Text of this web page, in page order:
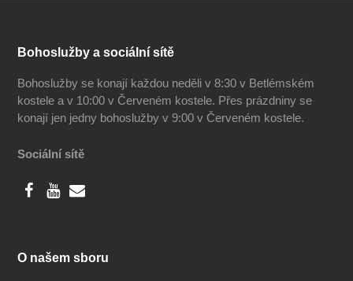
Bohoslužby a sociální sítě
Bohoslužby se konají každou neděli v 8:30 v Betlémském
kostele a v 10:00 v Červeném kostele. Přes prázdniny se
konají jen jedny bohoslužby v 9:00 v Červeném kostele.
Sociální sítě
O našem sboru